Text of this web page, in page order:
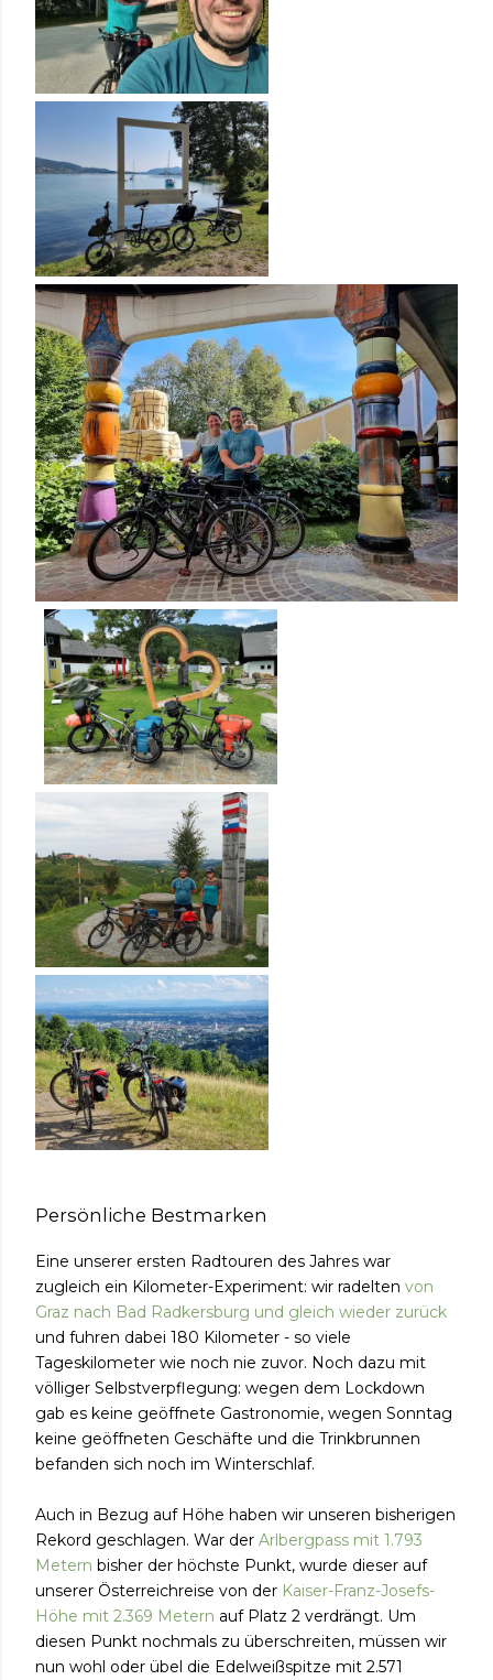
Persönliche Bestmarken
Eine unserer ersten Radtouren des Jahres war
zugleich ein Kilometer-Experiment: wir radelten von
Graz nach Bad Radkersburg und gleich wieder zurück
und fuhren dabei 180 Kilometer - so viele
Tageskilometer wie noch nie zuvor. Noch dazu mit
völliger Selbstverpflegung: wegen dem Lockdown
gab es keine geöffnete Gastronomie, wegen Sonntag
keine geöffneten Geschäfte und die Trinkbrunnen
befanden sich noch im Winterschlaf.
Auch in Bezug auf Höhe haben wir unseren bisherigen
Rekord geschlagen. War der Arlbergpass mit 1.793
Metern bisher der höchste Punkt, wurde dieser auf
unserer Österreichreise von der Kaiser-Franz-Josefs-
Höhe mit 2.369 Metern auf Platz 2 verdrängt. Um
diesen Punkt nochmals zu überschreiten, müssen wir
nun wohl oder übel die Edelweißspitze mit 2.571